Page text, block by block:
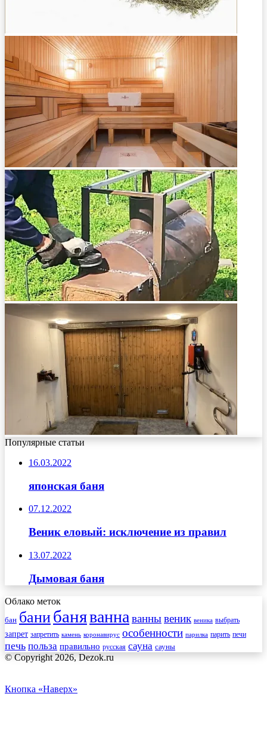
Популярные статьи
16.03.2022
японская баня
07.12.2022
Веник еловый: исключение из правил
13.07.2022
Дымовая баня
Облако меток
бан банибаняваннаваннывеник веника выбрать
запрет запретить камень коронавирус особенности парилка парить печи
печь польза правильно русская сауна сауны
© Copyright 2026, Dezok.ru
Кнопка «Наверх»